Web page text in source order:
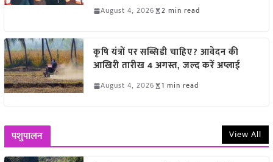
August 4, 2026 2 min read
कृषि यंत्रों पर सब्सिडी चाहिए? आवेदन की
आखिरी तारीख 4 अगस्त, जल्द करें अप्लाई
August 4, 2026 1 min read
पशुपालन View All